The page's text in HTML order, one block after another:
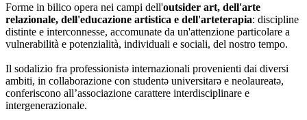
Forme in bilico opera nei campi dell'outsider art, dell'arte
relazionale, dell'educazione artistica e dell'arteterapia: discipline
distinte e interconnesse, accomunate da un'attenzione particolare a
vulnerabilità e potenzialità, individuali e sociali, del nostro tempo.
Il sodalizio fra professionistə internazionali provenienti dai diversi
ambiti, in collaborazione con studentə universitarə e neolaureatə,
conferiscono all’associazione carattere interdisciplinare e
intergenerazionale.